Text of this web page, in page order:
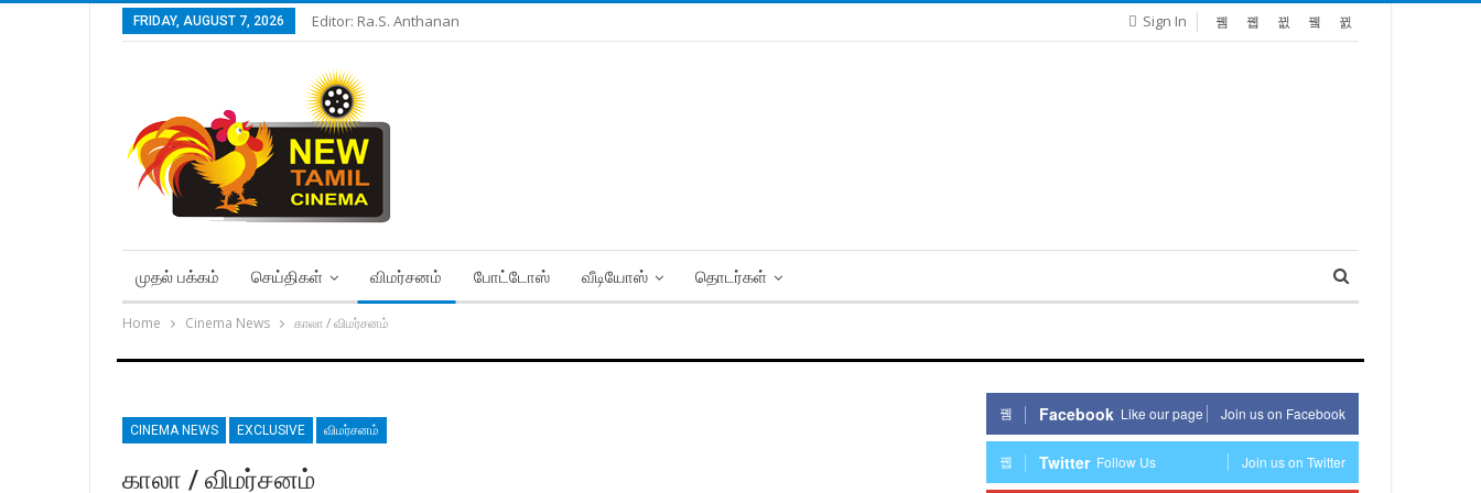
Sign In
FRIDAY, AUGUST 7, 2026 Editor: Ra.S. Anthanan
முதல் பக்கம் செய்திகள் விமர்சனம் போட்டோஸ் வீடியோஸ் தொடர்கள்
Home Cinema News காலா / விமர்சனம்
CINEMA NEWS EXCLUSIVE விமர்சனம்
காலா / விமர்சனம்
Facebook Like our page Join us on Facebook
Twitter Follow Us Join us on Twitter